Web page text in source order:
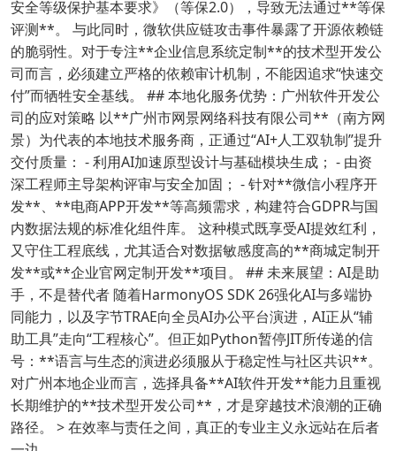
安全等级保护基本要求》（等保2.0），导致无法通过**等保
评测**。 与此同时，微软供应链攻击事件暴露了开源依赖链
的脆弱性。对于专注**企业信息系统定制**的技术型开发公
司而言，必须建立严格的依赖审计机制，不能因追求“快速交
付”而牺牲安全基线。 ## 本地化服务优势：广州软件开发公
司的应对策略 以**广州市网景网络科技有限公司**（南方网
景）为代表的本地技术服务商，正通过“AI+人工双轨制”提升
交付质量： - 利用AI加速原型设计与基础模块生成； - 由资
深工程师主导架构评审与安全加固； - 针对**微信小程序开
发**、**电商APP开发**等高频需求，构建符合GDPR与国
内数据法规的标准化组件库。 这种模式既享受AI提效红利，
又守住工程底线，尤其适合对数据敏感度高的**商城定制开
发**或**企业官网定制开发**项目。 ## 未来展望：AI是助
手，不是替代者 随着HarmonyOS SDK 26强化AI与多端协
同能力，以及字节TRAE向全员AI办公平台演进，AI正从“辅
助工具”走向“工程核心”。但正如Python暂停JIT所传递的信
号：**语言与生态的演进必须服从于稳定性与社区共识**。
对广州本地企业而言，选择具备**AI软件开发**能力且重视
长期维护的**技术型开发公司**，才是穿越技术浪潮的正确
路径。 > 在效率与责任之间，真正的专业主义永远站在后者